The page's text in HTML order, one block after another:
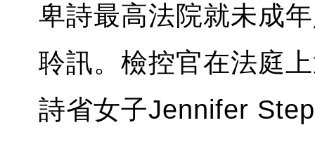
卑詩最高法院就未成
聆訊。檢控官在法庭
詩省女子Jennifer